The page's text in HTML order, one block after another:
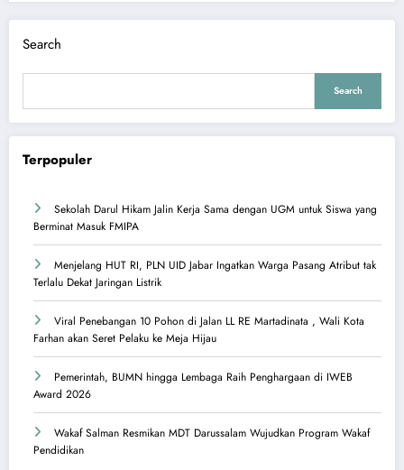
Search
Search
Terpopuler
Sekolah Darul Hikam Jalin Kerja Sama dengan UGM untuk Siswa yang
Berminat Masuk FMIPA
Menjelang HUT RI, PLN UID Jabar Ingatkan Warga Pasang Atribut tak
Terlalu Dekat Jaringan Listrik
Viral Penebangan 10 Pohon di Jalan LL RE Martadinata , Wali Kota
Farhan akan Seret Pelaku ke Meja Hijau
Pemerintah, BUMN hingga Lembaga Raih Penghargaan di IWEB
Award 2026
Wakaf Salman Resmikan MDT Darussalam Wujudkan Program Wakaf
Pendidikan